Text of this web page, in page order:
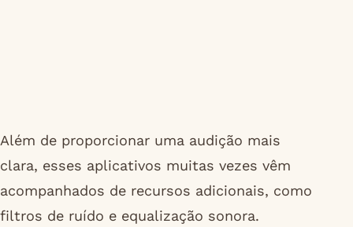
Além de proporcionar uma audição mais
clara, esses aplicativos muitas vezes vêm
acompanhados de recursos adicionais, como
filtros de ruído e equalização sonora.